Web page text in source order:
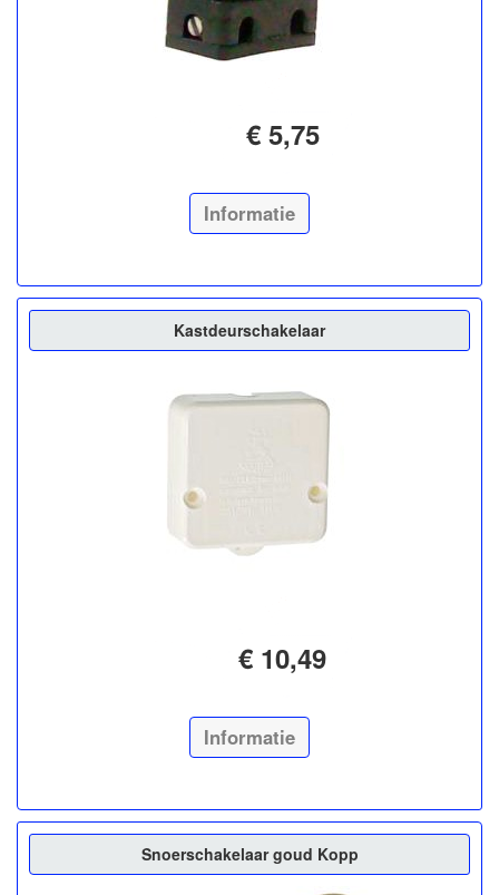
€ 5,75
Informatie
Kastdeurschakelaar
€ 10,49
Informatie
Snoerschakelaar goud Kopp